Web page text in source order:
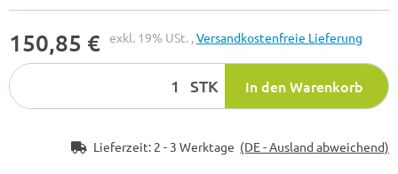
150,85 € exkl. 19% USt. ,Versandkostenfreie Lieferung
STK In den Warenkorb
Lieferzeit: 2 - 3 Werktage (DE - Ausland abweichend)